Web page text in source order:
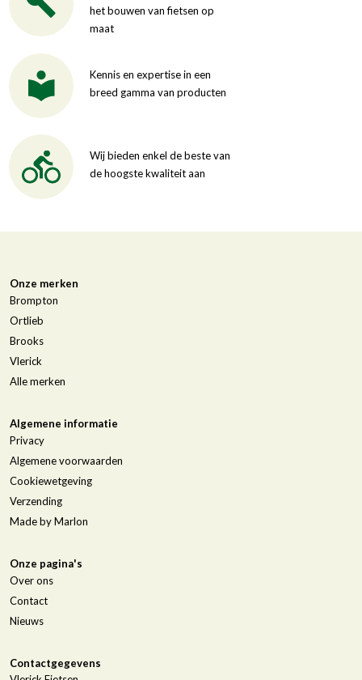
het bouwen van fietsen op
maat
Kennis en expertise in een
breed gamma van producten
Wij bieden enkel de beste van
de hoogste kwaliteit aan
Onze merken
Brompton
Ortlieb
Brooks
Vlerick
Alle merken
Algemene informatie
Privacy
Algemene voorwaarden
Cookiewetgeving
Verzending
Made by Marlon
Onze pagina's
Over ons
Contact
Nieuws
Contactgegevens